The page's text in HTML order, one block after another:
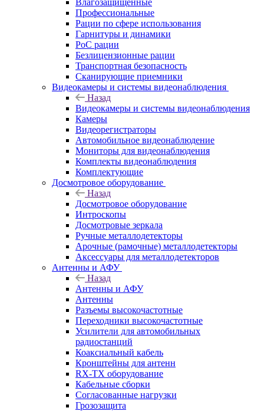
Влагозащищенные
Профессиональные
Рации по сфере использования
Гарнитуры и динамики
PoC рации
Безлицензионные рации
Транспортная безопасность
Сканирующие приемники
Видеокамеры и системы видеонаблюдения
Назад
Видеокамеры и системы видеонаблюдения
Камеры
Видеорегистраторы
Автомобильное видеонаблюдение
Мониторы для видеонаблюдения
Комплекты видеонаблюдения
Комплектующие
Досмотровое оборудование
Назад
Досмотровое оборудование
Интроскопы
Досмотровые зеркала
Ручные металлодетекторы
Арочные (рамочные) металлодетекторы
Аксессуары для металлодетекторов
Антенны и АФУ
Назад
Антенны и АФУ
Антенны
Разъемы высокочастотные
Переходники высокочастотные
Усилители для автомобильных
радиостанций
Коаксиальный кабель
Кронштейны для антенн
RX-TX оборудование
Кабельные сборки
Согласованные нагрузки
Грозозащита